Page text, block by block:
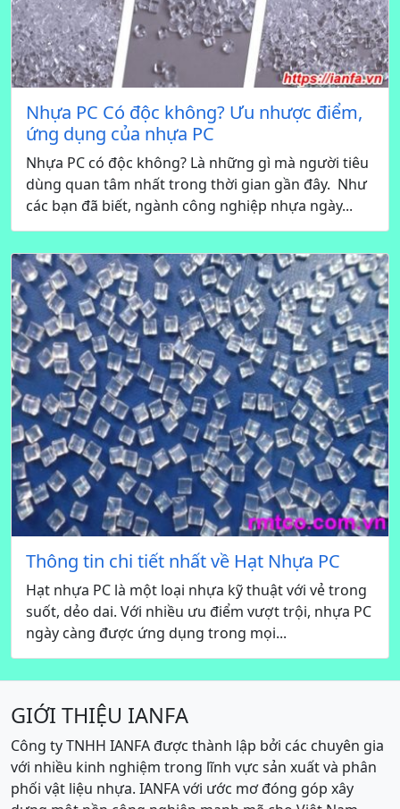
Nhựa PC Có độc không? Ưu nhược điểm,
ứng dụng của nhựa PC
Nhựa PC có độc không? Là những gì mà người tiêu
dùng quan tâm nhất trong thời gian gần đây. Như
các bạn đã biết, ngành công nghiệp nhựa ngày...
Thông tin chi tiết nhất về Hạt Nhựa PC
Hạt nhựa PC là một loại nhựa kỹ thuật với vẻ trong
suốt, dẻo dai. Với nhiều ưu điểm vượt trội, nhựa PC
ngày càng được ứng dụng trong mọi...
GIỚI THIỆU IANFA
Công ty TNHH IANFA được thành lập bởi các chuyên gia
với nhiều kinh nghiệm trong lĩnh vực sản xuất và phân
phối vật liệu nhựa. IANFA với ước mơ đóng góp xây